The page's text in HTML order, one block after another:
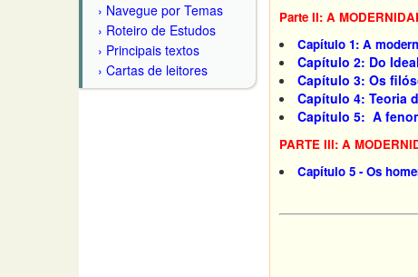
Navegue por Temas
Roteiro de Estudos
Principais textos
Cartas de leitores
Parte II: A
Capítulo 1: A
Capítulo 2: Do
Capítulo 3: Os
Capítulo 4: Teoria
Capítulo 5: A
PARTE III: A
Capítulo 5 - Os